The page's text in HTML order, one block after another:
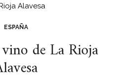
ESPAÑA
de La Rioja